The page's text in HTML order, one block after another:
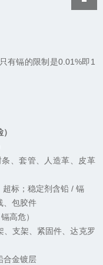
有镉的限制是0.01%即1
、套管、人造革、皮革
超标；稳定剂含铅 / 镉
、包胶件
高危）
、支架、紧固件、达克罗
合金镀层